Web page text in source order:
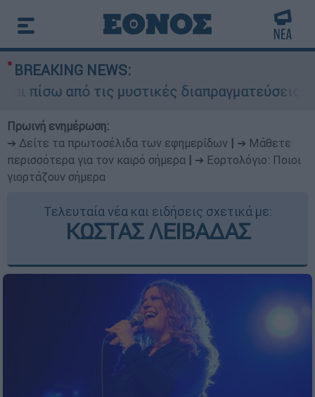
BREAKING NEWS:
από τις μυστικές διαπραγματεύσεις και
Πρωινή ενημέρωση:
➔ Δείτε τα πρωτοσέλιδα των εφημερίδων
➔ Μάθετε
περισσότερα για τον καιρό σήμερα
➔ Εορτολόγιο: Ποιοι
γιορτάζουν σήμερα
Τελευταία νέα και ειδήσεις σχετικά με:
ΚΩΣΤΑΣ ΛΕΙΒΑΔΑΣ